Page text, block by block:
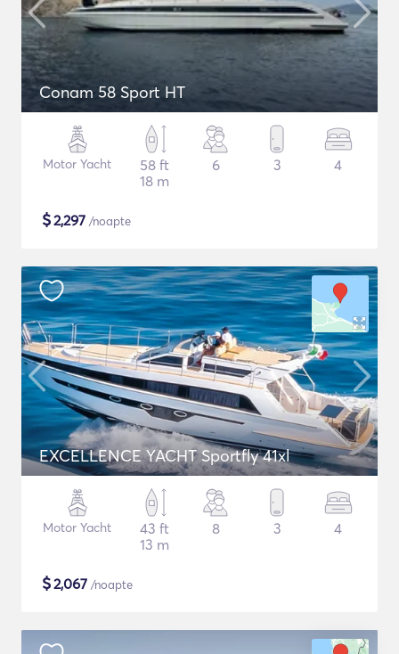
Conam 58 Sport HT
Motor Yacht
58 ft
18 m
6 3 4
$2,297 /noapte
EXCELLENCE YACHT Sportfly 41xl
Motor Yacht
43 ft
13 m
8 3 4
$2,067 /noapte